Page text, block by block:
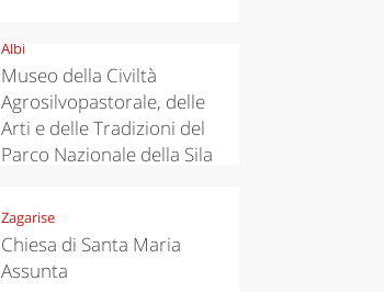
Albi
Museo della Civiltà
Agrosilvopastorale, delle
Arti e delle Tradizioni del
Parco Nazionale della Sila
Zagarise
Chiesa di Santa Maria
Assunta